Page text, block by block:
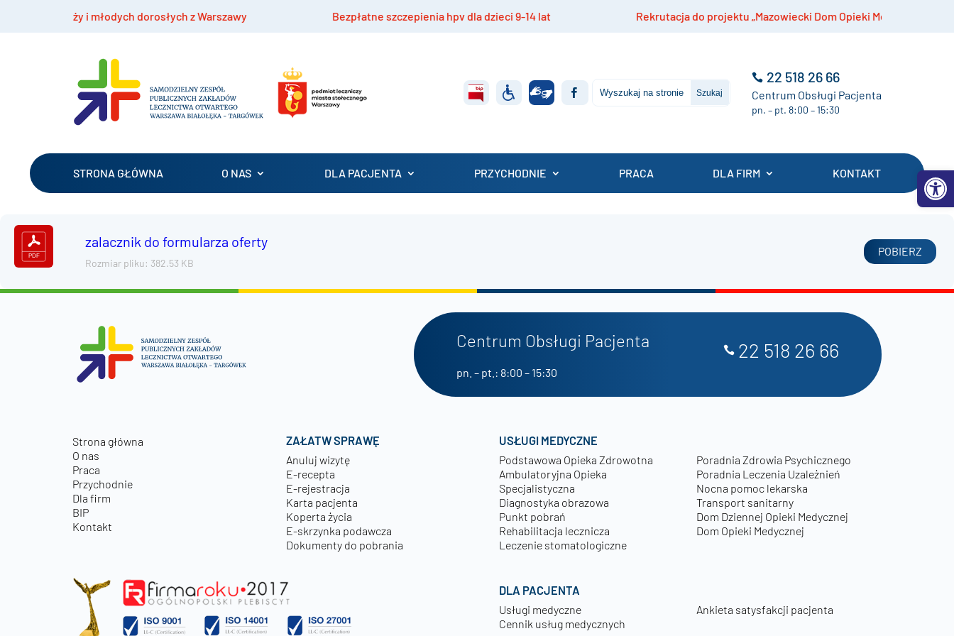
i młodych dorosłych z Warszawy Bezpłatne szczepienia hpv dla dzieci 9-14 lat Rekrutacja do projektu „Mazowiecki Dom Opieki Medycznej”
22 518 26 66
Centrum Obsługi Pacjenta
pn. – pt. 8:00 – 15:30
STRONA GŁÓWNA O NAS DLA PACJENTA PRZYCHODNIE PRACA DLA FIRM KONTAKT
zalacznik do formularza oferty
Rozmiar pliku: 382.53 KB
POBIERZ
Centrum Obsługi Pacjenta
pn. – pt.: 8:00 – 15:30
22 518 26 66
Strona główna
O nas
Praca
Przychodnie
Dla firm
BIP
Kontakt
ZAŁATW SPRAWĘ
Anuluj wizytę
E-recepta
E-rejestracja
Karta pacjenta
Koperta życia
E-skrzynka podawcza
Dokumenty do pobrania
USŁUGI MEDYCZNE
Podstawowa Opieka Zdrowotna
Ambulatoryjna Opieka
Specjalistyczna
Diagnostyka obrazowa
Punkt pobrań
Rehabilitacja lecznicza
Leczenie stomatologiczne
Poradnia Zdrowia Psychicznego
Poradnia Leczenia Uzależnień
Nocna pomoc lekarska
Transport sanitarny
Dom Dziennej Opieki Medycznej
Dom Opieki Medycznej
DLA PACJENTA
Usługi medyczne
Cennik usług medycznych
Ankieta satysfakcji pacjenta